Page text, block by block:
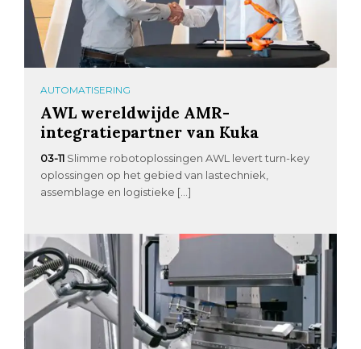
AUTOMATISERING
AWL wereldwijde AMR-
integratiepartner van Kuka
03-11 Slimme robotoplossingen AWL levert turn-key
oplossingen op het gebied van lastechniek,
assemblage en logistieke […]